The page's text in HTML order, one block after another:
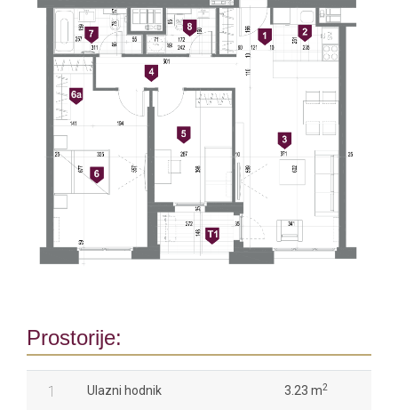
Prostorije:
1 Ulazni hodnik 3.23 m2